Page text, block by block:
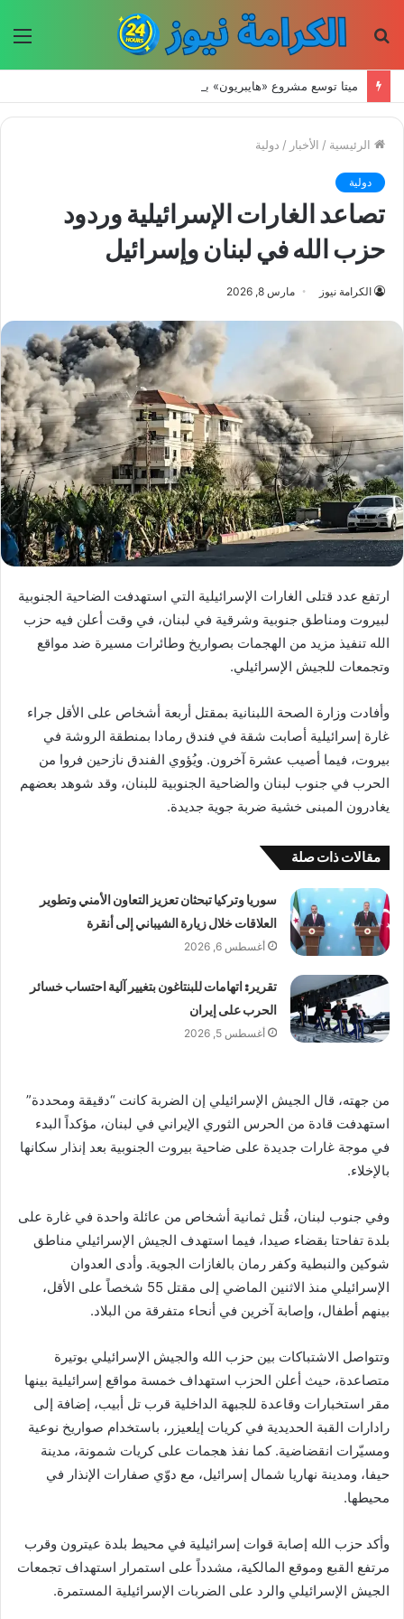
الرئيسية / الأخبار / دولية
دولية
تصاعد الغارات الإسرائيلية وردود
حزب الله في لبنان وإسرائيل
الكرامة نيوز مارس 8, 2026
ارتفع عدد قتلى الغارات الإسرائيلية التي استهدفت الضاحية الجنوبية
لبيروت ومناطق جنوبية وشرقية في لبنان، في وقت أعلن فيه حزب
الله تنفيذ مزيد من الهجمات بصواريخ وطائرات مسيرة ضد مواقع
وتجمعات للجيش الإسرائيلي.
وأفادت وزارة الصحة اللبنانية بمقتل أربعة أشخاص على الأقل جراء
غارة إسرائيلية أصابت شقة في فندق رمادا بمنطقة الروشة في
بيروت، فيما أصيب عشرة آخرون. ويُؤوي الفندق نازحين فروا من
الحرب في جنوب لبنان والضاحية الجنوبية للبنان، وقد شوهد بعضهم
يغادرون المبنى خشية ضربة جوية جديدة.
مقالات ذات صلة
سوريا وتركيا تبحثان تعزيز التعاون الأمني وتطوير
العلاقات خلال زيارة الشيباني إلى أنقرة
أغسطس 6, 2026
تقرير: اتهامات للبنتاغون بتغيير آلية احتساب خسائر
الحرب على إيران
أغسطس 5, 2026
من جهته، قال الجيش الإسرائيلي إن الضربة كانت “دقيقة ومحددة”
استهدفت قادة من الحرس الثوري الإيراني في لبنان، مؤكداً البدء
في موجة غارات جديدة على ضاحية بيروت الجنوبية بعد إنذار سكانها
بالإخلاء.
وفي جنوب لبنان، قُتل ثمانية أشخاص من عائلة واحدة في غارة على
بلدة تفاحتا بقضاء صيدا، فيما استهدف الجيش الإسرائيلي مناطق
شوكين والنبطية وكفر رمان بالغازات الجوية. وأدى العدوان
الإسرائيلي منذ الاثنين الماضي إلى مقتل 55 شخصاً على الأقل،
بينهم أطفال، وإصابة آخرين في أنحاء متفرقة من البلاد.
وتتواصل الاشتباكات بين حزب الله والجيش الإسرائيلي بوتيرة
متصاعدة، حيث أعلن الحزب استهداف خمسة مواقع إسرائيلية بينها
مقر استخبارات وقاعدة للجبهة الداخلية قرب تل أبيب، إضافة إلى
رادارات القبة الحديدية في كريات إيلعيزر، باستخدام صواريخ نوعية
ومسيّرات انقضاضية. كما نفذ هجمات على كريات شمونة، مدينة
حيفا، ومدينة نهاريا شمال إسرائيل، مع دوّي صفارات الإنذار في
محيطها.
وأكد حزب الله إصابة قوات إسرائيلية في محيط بلدة عيترون وقرب
مرتفع القبع وموقع المالكية، مشدداً على استمرار استهداف تجمعات
الجيش الإسرائيلي والرد على الضربات الإسرائيلية المستمرة.